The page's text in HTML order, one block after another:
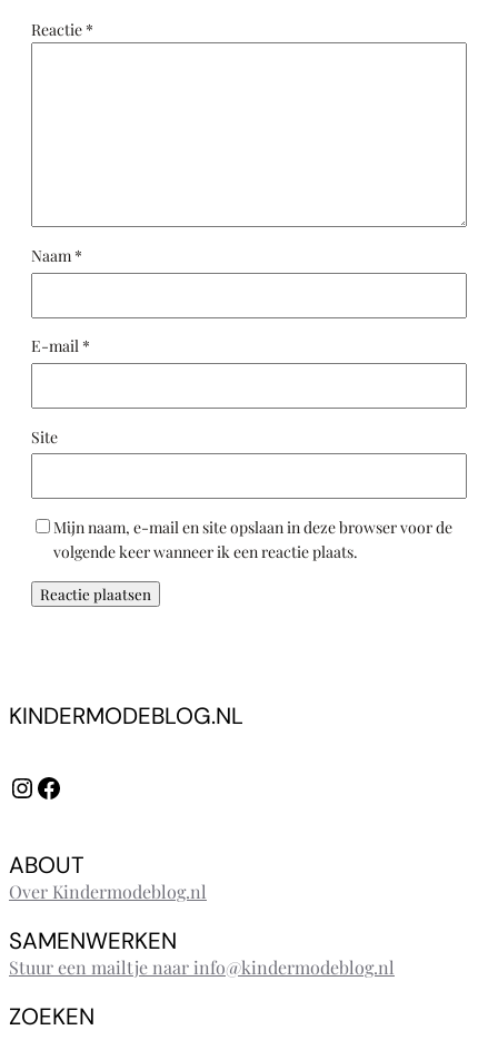
Reactie *
Naam *
E-mail *
Site
Mijn naam, e-mail en site opslaan in deze browser voor de
volgende keer wanneer ik een reactie plaats.
KINDERMODEBLOG.NL
InstagramFacebook
ABOUT
Over Kindermodeblog.nl
SAMENWERKEN
Stuur een mailtje naar info@kindermodeblog.nl
ZOEKEN